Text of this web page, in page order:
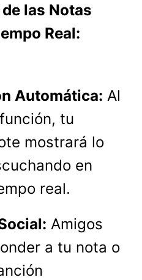
las Notas
Real:
Automática: Al
tu
mostrará lo
en
real.
Amigos
a tu nota o